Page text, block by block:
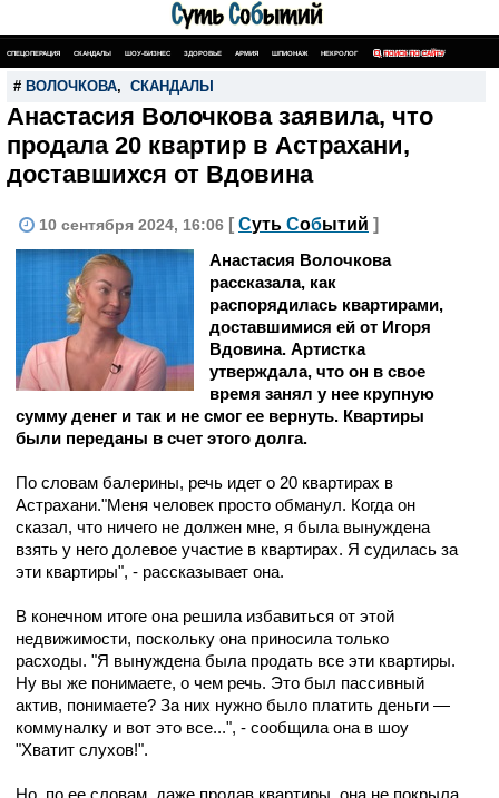
СПЕЦОПЕРАЦИЯ СКАНДАЛЫ ШОУ-БИЗНЕС ЗДОРОВЬЕ АРМИЯ ШПИОНАЖ НЕКРОЛОГ ПОИСК ПО САЙТУ
# ВОЛОЧКОВА, СКАНДАЛЫ
Анастасия Волочкова заявила, что
продала 20 квартир в Астрахани,
доставшихся от Вдовина
10 сентября 2024, 16:06 [ Суть Событий ]
Анастасия Волочкова
рассказала, как
распорядилась квартирами,
доставшимися ей от Игоря
Вдовина. Артистка
утверждала, что он в свое
время занял у нее крупную
сумму денег и так и не смог ее вернуть. Квартиры
были переданы в счет этого долга.
По словам балерины, речь идет о 20 квартирах в
Астрахани."Меня человек просто обманул. Когда он
сказал, что ничего не должен мне, я была вынуждена
взять у него долевое участие в квартирах. Я судилась за
эти квартиры", - рассказывает она.
В конечном итоге она решила избавиться от этой
недвижимости, поскольку она приносила только
расходы. "Я вынуждена была продать все эти квартиры.
Ну вы же понимаете, о чем речь. Это был пассивный
актив, понимаете? За них нужно было платить деньги —
коммуналку и вот это все...", - сообщила она в шоу
"Хватит слухов!".
Но, по ее словам, даже продав квартиры, она не покрыла